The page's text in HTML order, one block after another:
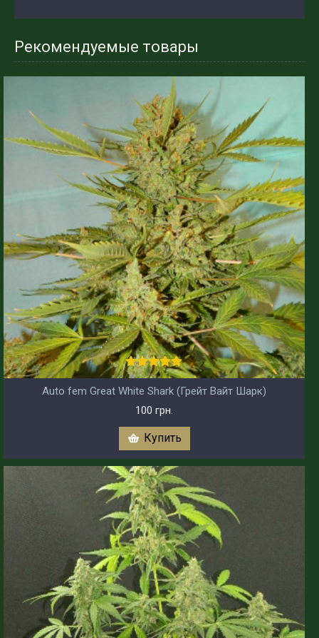
Рекомендуемые товары
Auto fem Great White Shark (Грейт Вайт Шарк)
100 грн.
Купить